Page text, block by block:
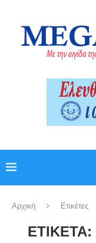
Αρχική Ετικέτες
ΕΤΙΚΈΤΑ: